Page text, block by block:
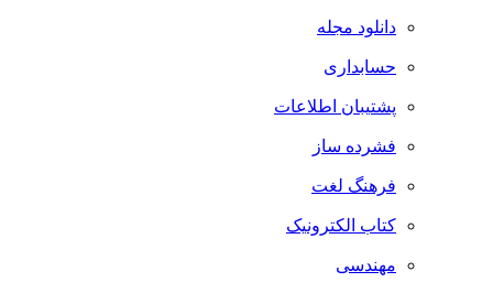
دانلود مجله
حسابداری
پشتیبان اطلاعات
فشرده ساز
فرهنگ لغت
کتاب الکترونیک
مهندسی